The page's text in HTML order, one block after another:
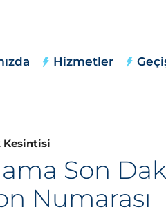
Hizmetler
Kesintisi
Son
Numarası